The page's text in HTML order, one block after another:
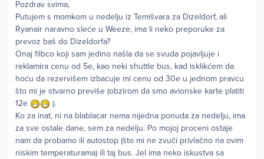
Pozdrav svima,
Putujem s momkom u nedelju iz Temišvara za Dizeldorf, ali
Ryanair naravno sleće u Weeze, ima li neko preporuke za
prevoz baš do Dizeldorfa?
Onaj filbco koji sam jedino našla da se svuda pojavljuje i
reklamira cenu od 5e, kao neki shuttle bus, kad isklikćem da
hoću da rezervišem izbacuje mi cenu od 30e u jednom pravcu
što mi je stvarno previše (obzirom da smo avionske karte platiti
12e
).
Ko za inat, ni na blablacar nema nijedna ponuda za nedelju, ima
za sve ostale dane, sem za nedelju. Po mojoj proceni ostaje
nam da probamo ili autostop (što mi ne zvuči privlačno na ovim
niskim temperaturama) ili taj bus. Jel ima neko iskustva sa